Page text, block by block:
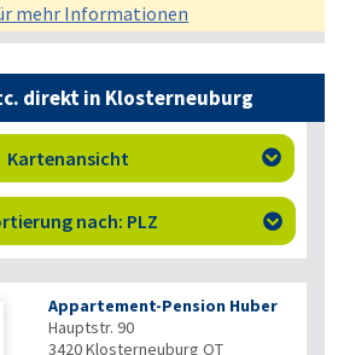
mehrInformationen
direkt in Klosterneuburg
Kartenansicht 
nach: PLZ 
Appartement-Pension Huber
Hauptstr. 90
3420Klosterneuburg OT